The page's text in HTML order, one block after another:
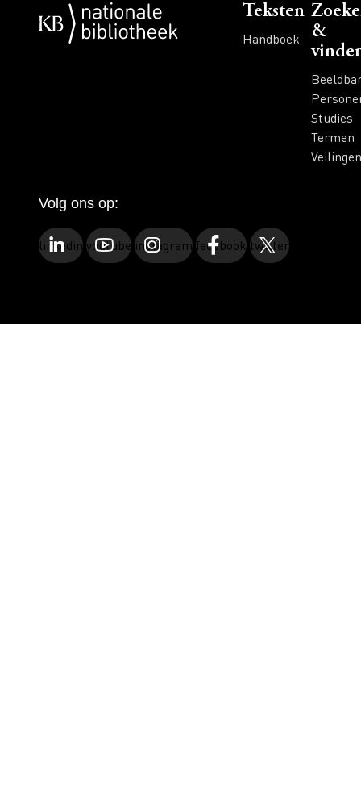
Voet
Teksten
Handboek
&
Studies
Termen
Veilingen
Volg ons op:
linkedinyoutubeinstagramfacebooktwitter